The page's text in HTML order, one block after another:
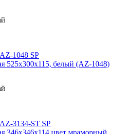
525х300х115, белый (AZ-1048)
346x346x114 цвет мраморный